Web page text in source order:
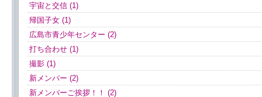
宇宙と交信 (1)
帰国子女 (1)
広島市青少年センター (2)
打ち合わせ (1)
撮影 (1)
新メンバー (2)
新メンバーご挨拶！！ (2)